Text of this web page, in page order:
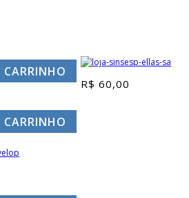
R$ 60,00